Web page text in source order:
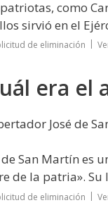
como
sirvió en el
de eliminación
era el
José de
de San Martín es
de la patria».
de eliminación